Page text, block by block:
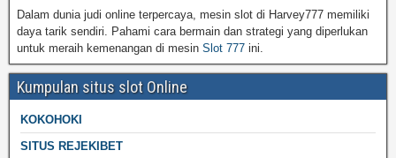
Dalam dunia judi online terpercaya, mesin slot di Harvey777 memiliki
daya tarik sendiri. Pahami cara bermain dan strategi yang diperlukan
untuk meraih kemenangan di mesin Slot 777 ini.
Kumpulan situs slot Online
KOKOHOKI
SITUS REJEKIBET